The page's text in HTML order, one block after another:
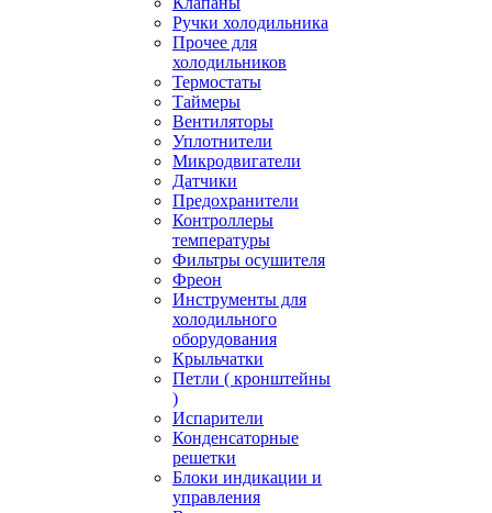
Ручки холодильника
Прочее для
холодильников
Термостаты
Таймеры
Вентиляторы
Уплотнители
Микродвигатели
Датчики
Предохранители
Контроллеры
температуры
Фильтры осушителя
Фреон
Инструменты для
холодильного
оборудования
Крыльчатки
Петли ( кронштейны
)
Испарители
Конденсаторные
решетки
Блоки индикации и
управления